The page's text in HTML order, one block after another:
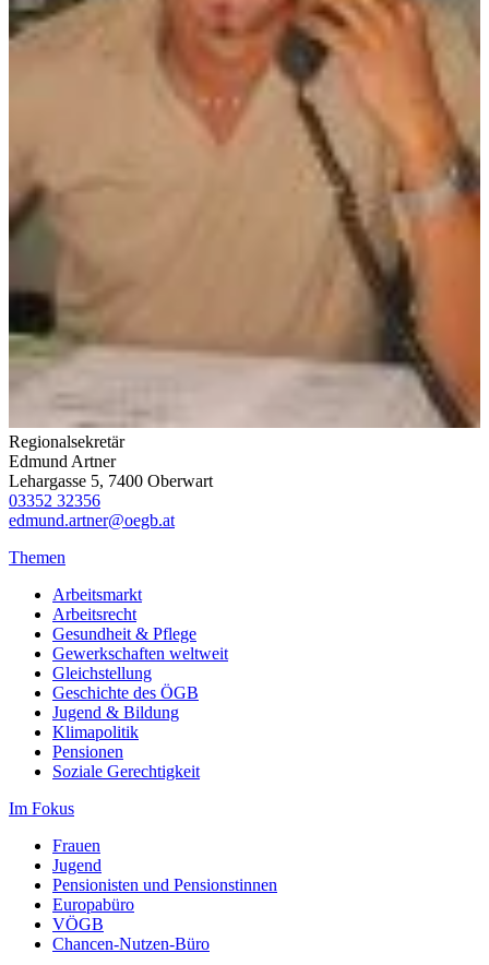
Regionalsekretär
Edmund Artner
Lehargasse 5, 7400 Oberwart
03352 32356
edmund.artner@oegb.at
Themen
Arbeitsmarkt
Arbeitsrecht
Gesundheit & Pflege
Gewerkschaften weltweit
Gleichstellung
Geschichte des ÖGB
Jugend & Bildung
Klimapolitik
Pensionen
Soziale Gerechtigkeit
Im Fokus
Frauen
Jugend
Pensionisten und Pensionstinnen
Europabüro
VÖGB
Chancen-Nutzen-Büro